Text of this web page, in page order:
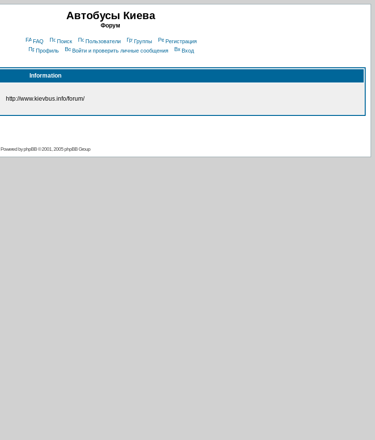
Автобусы Киева
Форум
FAQ Поиск Пользователи Группы
Регистрация
Профиль
Войти и проверить личные сообщения
Вход
Information
http://www.kievbus.info/forum/
Powered byphpBB© 2001, 2005 phpBB Group